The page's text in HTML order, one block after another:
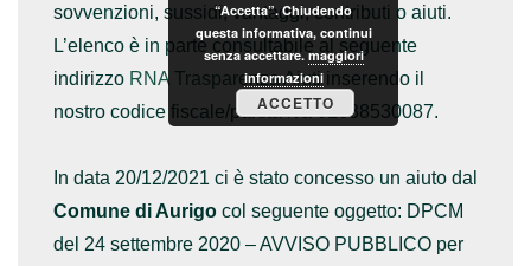
sovvenzioni, sussidi, vantaggi, contributi o aiuti.
L’elenco è in parte consultabile al seguente
indirizzo RNA Trasparenza Aiutiinserendo il
nostro codice fiscale/partita iva 01638530087.
In data 20/12/2021 ci è stato concesso un aiuto dal
Comune di Aurigo col seguente oggetto: DPCM
del 24 settembre 2020 – AVVISO PUBBLICO per
“Accetta”. Chiudendo
questa informativa, continui
senza accettare.maggiori
informazioni
ACCETTO